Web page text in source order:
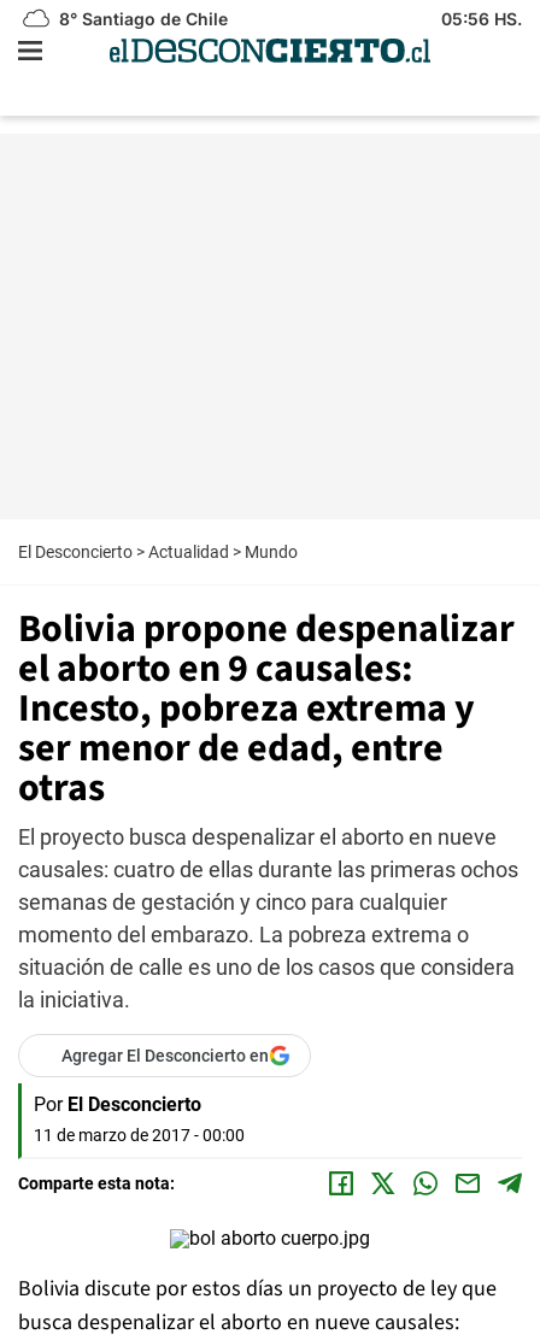
8° Santiago de Chile 05:56 HS.
El Desconcierto >Actualidad > Mundo
Bolivia propone despenalizar
el aborto en 9 causales:
Incesto, pobreza extrema y
ser menor de edad, entre
otras
El proyecto busca despenalizar el aborto en nueve
causales: cuatro de ellas durante las primeras ochos
semanas de gestación y cinco para cualquier
momento del embarazo. La pobreza extrema o
situación de calle es uno de los casos que considera
la iniciativa.
Agregar El Desconcierto en
Por El Desconcierto
11 de marzo de 2017 - 00:00
Comparte esta nota:
Bolivia discute por estos días un proyecto de ley que
busca despenalizar el aborto en nueve causales: